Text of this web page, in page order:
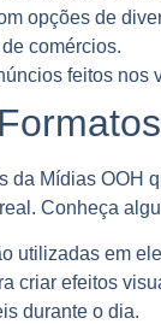
opções de
comércios.
feitos nos
da Mídias OOH
Conheça
utilizadas em
criar efeitos
durante o dia.